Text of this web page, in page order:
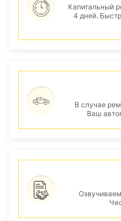
Капитальный
4 дней.
В случае
Ваш